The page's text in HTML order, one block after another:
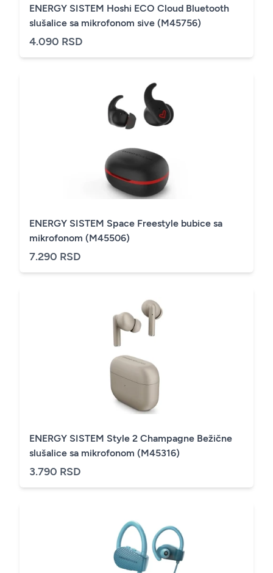
ENERGY SISTEM Hoshi ECO Cloud Bluetooth
slušalice sa mikrofonom sive (M45756)
4.090 RSD
ENERGY SISTEM Space Freestyle bubice sa
mikrofonom (M45506)
7.290 RSD
ENERGY SISTEM Style 2 Champagne Bežične
slušalice sa mikrofonom (M45316)
3.790 RSD